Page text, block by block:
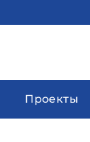
Проекты